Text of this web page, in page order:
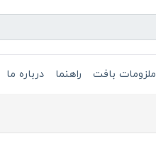
ملزومات بافت راهنما درباره ما